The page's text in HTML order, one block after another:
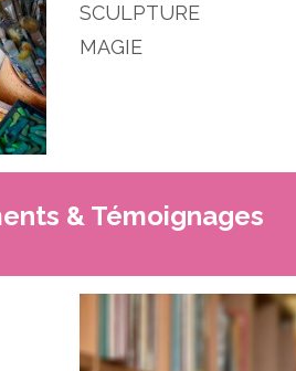
MAGIE
& Témoignages